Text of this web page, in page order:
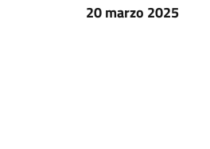
20 marzo 2025